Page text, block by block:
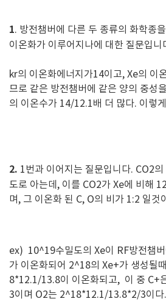
1. 방전챔버에 다른 두 종류의 화학종
이온화가 이루어지나에 대한 질문입니
kr의 이온화에너지가14이고, Xe의 이
므로 같은 방전챔버에 같은 양의 중성
의 이온수가 14/12.1배 더 많다. 이렇
2. 1번과 이어지는 질문입니다. CO2
도로 아는데, 이를 CO2가 Xe에 비해
며, 그 이온화 된 C, O의 비가 1:2 일것
ex) 10^19수밀도의 Xe이 RF방전챔
가 이온화되어 2^18의 Xe+가 생성될
8*12.1/13.8이 이온화되고, 이 중
3이며 O2는 2^18*12.1/13.8*2/3이다.